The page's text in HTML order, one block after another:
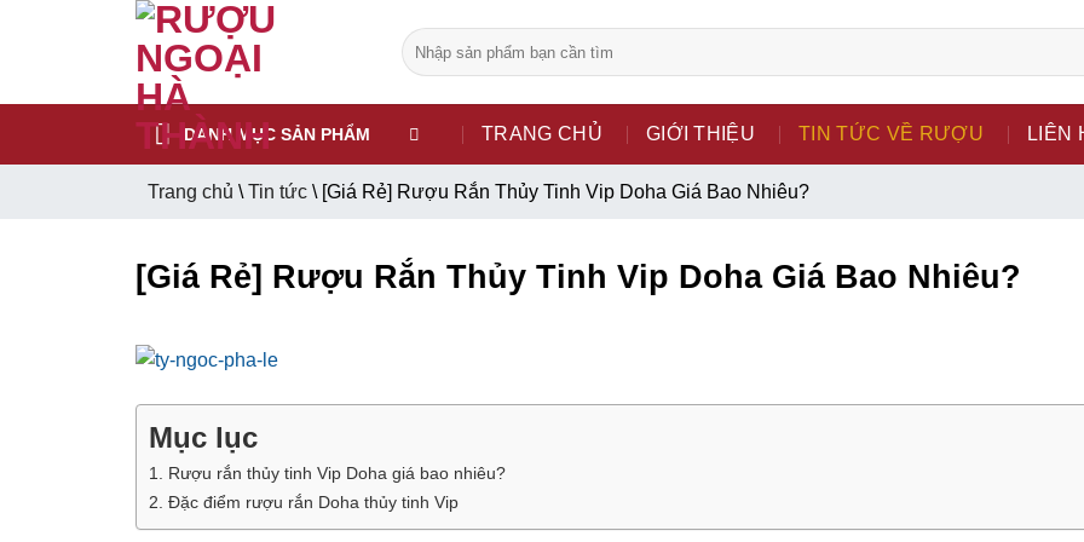
CẢNH BÁO!
ruoungoaihathanh.com không mua bán rượu qua mạng internet, website chỉ là kênh giới thiệu thông tin các sản phẩm từ
TÔI DƯỚI 18 TUỔI TÔI ĐÃ TRÊN 18 TUỔI
dung
Tìm
kiếm:
DANH MỤC SẢN PHẨM TRANG CHỦ GIỚI THIỆU TIN TỨC VỀ RƯỢU LIÊN
Trang chủ \ Tin tức \ [Giá Rẻ] Rượu Rắn Thủy Tinh Vip Doha Giá Bao Nhiêu?
[Giá Rẻ] Rượu Rắn Thủy Tinh Vip Doha Giá Bao Nhiêu?
Mục lục
1. Rượu rắn thủy tinh Vip Doha giá bao nhiêu?
2. Đặc điểm rượu rắn Doha thủy tinh Vip